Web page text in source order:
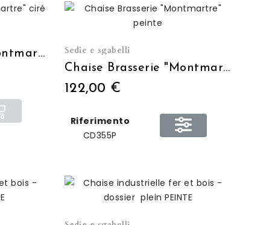
Chaise Brasserie "Montmartre" ciré Sedie e sgabelli
Chaise Brasserie "Montmartre" peinte
122,00 €
Riferimento
CD355P